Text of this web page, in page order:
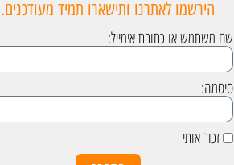
הירשמו לאתרנו ותישארו תמיד מעודכנים.
שם משתמש או כתובת אימייל:
סיסמה:
זכור אותי